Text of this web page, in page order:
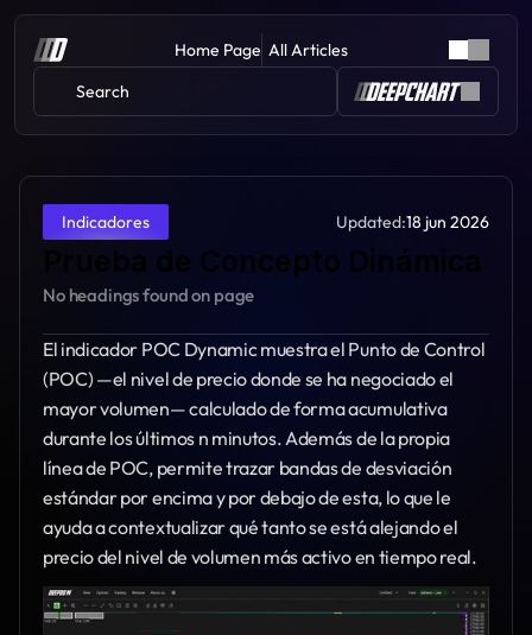
Home Page All Articles
Search
Indicadores Updated:18 jun 2026
Prueba de Concepto Dinámica
No headings found on page
El indicador POC Dynamic muestra el Punto de Control
(POC) —el nivel de precio donde se ha negociado el
mayor volumen— calculado de forma acumulativa
durante los últimos n minutos. Además de la propia
línea de POC, permite trazar bandas de desviación
estándar por encima y por debajo de esta, lo que le
ayuda a contextualizar qué tanto se está alejando el
precio del nivel de volumen más activo en tiempo real.